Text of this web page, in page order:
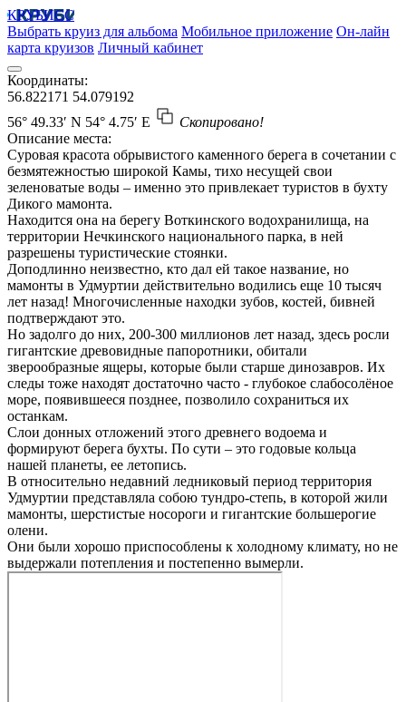
КРУБИСС
Выбрать круиз для альбома Мобильное приложение Он-лайн
карта круизов Личный кабинет
Координаты:
56.822171 54.079192
56° 49.33′ N 54° 4.75′ E
Скопировано!
Описание места:
Суровая красота обрывистого каменного берега в сочетании с
безмятежностью широкой Камы, тихо несущей свои
зеленоватые воды – именно это привлекает туристов в бухту
Дикого мамонта.
Находится она на берегу Воткинского водохранилища, на
территории Нечкинского национального парка, в ней
разрешены туристические стоянки.
Доподлинно неизвестно, кто дал ей такое название, но
мамонты в Удмуртии действительно водились еще 10 тысяч
лет назад! Многочисленные находки зубов, костей, бивней
подтверждают это.
Но задолго до них, 200-300 миллионов лет назад, здесь росли
гигантские древовидные папоротники, обитали
зверообразные ящеры, которые были старше динозавров. Их
следы тоже находят достаточно часто - глубокое слабосолёное
море, появившееся позднее, позволило сохраниться их
останкам.
Слои донных отложений этого древнего водоема и
формируют берега бухты. По сути – это годовые кольца
нашей планеты, ее летопись.
В относительно недавний ледниковый период территория
Удмуртии представляла собою тундро-степь, в которой жили
мамонты, шерстистые носороги и гигантские большерогие
олени.
Они были хорошо приспособлены к холодному климату, но не
выдержали потепления и постепенно вымерли.